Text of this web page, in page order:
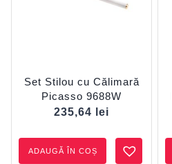
Set Stilou cu Călimară
Picasso 9688W
235,64
lei
ADAUGĂ ÎN COȘ